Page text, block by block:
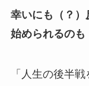
幸いにも（？）
始められるのも
「人生の後半